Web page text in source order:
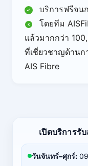
บริการฟรีจน
โดยทีม
แล้วมากกว่า
ที่เชี่ยวชาญด้านก
AIS Fibre
เปิดบริการรั
วันจันทร์–ศุกร์: